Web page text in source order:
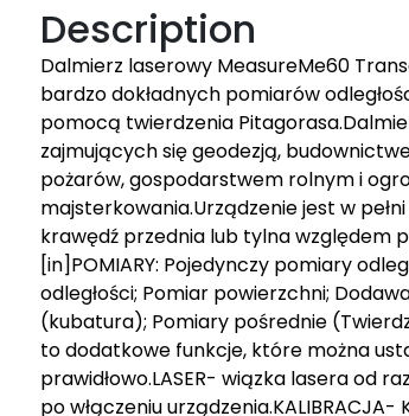
Description
Dalmierz laserowy MeasureMe60
bardzo dokładnych pomiarów
pomocą twierdzenia
zajmujących się geodezją,
pożarów, gospodarstwem rolnym i
majsterkowania.Urządzenie jest w pełni
krawędź przednia lub tylna względem
[in]POMIARY: Pojedynczy pomiary
odległości; Pomiar powierzchni;
(kubatura); Pomiary pośrednie
to dodatkowe funkcje, które można
prawidłowo.LASER- wiązka lasera od
po włączeniu